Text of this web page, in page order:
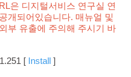
은 디지털서비스 연구실 연
개되어있습니다. 매뉴얼 및
부 유출에 주의해 주시기 바
[ Install ]